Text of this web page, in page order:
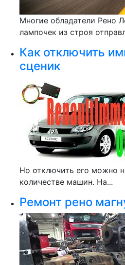
Многие обладатели Рено
лампочек из строя
Как отключить
сценик
Но отключить его можно
количестве машин. На...
Ремонт рено